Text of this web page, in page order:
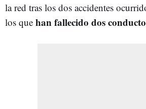
la red tras los dos accidentes
los que han fallecido dos